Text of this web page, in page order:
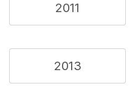
2011
2013